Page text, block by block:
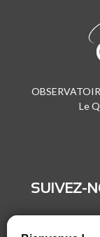
Le
SUIVEZ-